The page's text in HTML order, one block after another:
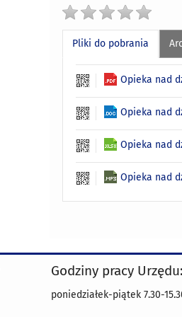
Pliki do pobrania
Opieka nad
Opieka nad
Opieka nad
Opieka nad
Godziny pracy Urzędu:
poniedziałek-piątek 7.30-